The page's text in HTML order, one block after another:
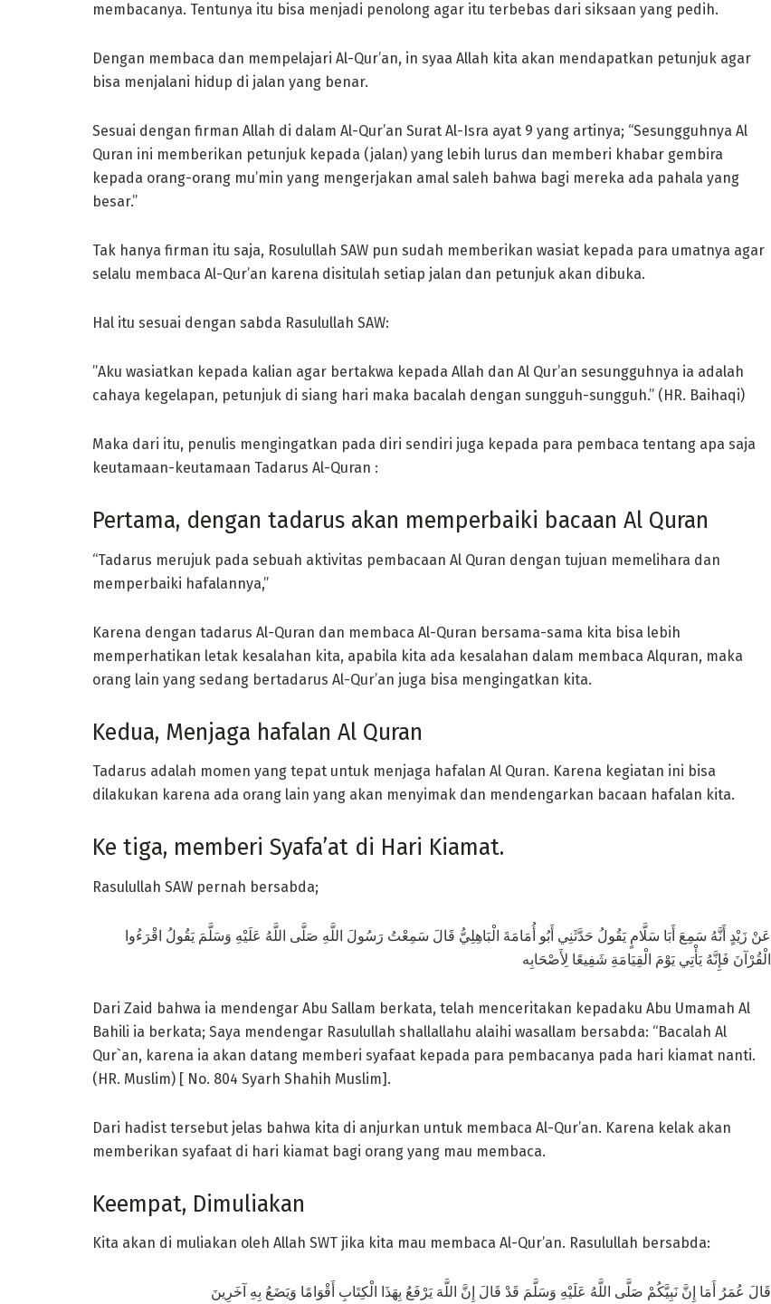
membacanya. Tentunya itu bisa menjadi penolong agar itu terbebas dari siksaan yang pedih.
Dengan membaca dan mempelajari Al-Qur’an, in syaa Allah kita akan mendapatkan petunjuk agar
bisa menjalani hidup di jalan yang benar.
Sesuai dengan firman Allah di dalam Al-Qur’an Surat Al-Isra ayat 9 yang artinya; “Sesungguhnya Al
Quran ini memberikan petunjuk kepada (jalan) yang lebih lurus dan memberi khabar gembira
kepada orang-orang mu’min yang mengerjakan amal saleh bahwa bagi mereka ada pahala yang
besar.”
Tak hanya firman itu saja, Rosulullah SAW pun sudah memberikan wasiat kepada para umatnya agar
selalu membaca Al-Qur’an karena disitulah setiap jalan dan petunjuk akan dibuka.
Hal itu sesuai dengan sabda Rasulullah SAW:
”Aku wasiatkan kepada kalian agar bertakwa kepada Allah dan Al Qur’an sesungguhnya ia adalah
cahaya kegelapan, petunjuk di siang hari maka bacalah dengan sungguh-sungguh.” (HR. Baihaqi)
Maka dari itu, penulis mengingatkan pada diri sendiri juga kepada para pembaca tentang apa saja
keutamaan-keutamaan Tadarus Al-Quran :
Pertama, dengan tadarus akan memperbaiki bacaan Al Quran
“Tadarus merujuk pada sebuah aktivitas pembacaan Al Quran dengan tujuan memelihara dan
memperbaiki hafalannya,”
Karena dengan tadarus Al-Quran dan membaca Al-Quran bersama-sama kita bisa lebih
memperhatikan letak kesalahan kita, apabila kita ada kesalahan dalam membaca Alquran, maka
orang lain yang sedang bertadarus Al-Qur’an juga bisa mengingatkan kita.
Kedua, Menjaga hafalan Al Quran
Tadarus adalah momen yang tepat untuk menjaga hafalan Al Quran. Karena kegiatan ini bisa
dilakukan karena ada orang lain yang akan menyimak dan mendengarkan bacaan hafalan kita.
Ke tiga, memberi Syafa’at di Hari Kiamat.
Rasulullah SAW pernah bersabda;
الْقُرْآنَ فَإِنَّهُ يَأْتِي يَوْمَ الْقِيَامَةِ شَفِيعًا لِأَصْحَابِه
Dari Zaid bahwa ia mendengar Abu Sallam berkata, telah menceritakan kepadaku Abu Umamah Al
Bahili ia berkata; Saya mendengar Rasulullah shallallahu alaihi wasallam bersabda: “Bacalah Al
Qur`an, karena ia akan datang memberi syafaat kepada para pembacanya pada hari kiamat nanti.
(HR. Muslim) [ No. 804 Syarh Shahih Muslim].
Dari hadist tersebut jelas bahwa kita di anjurkan untuk membaca Al-Qur’an. Karena kelak akan
memberikan syafaat di hari kiamat bagi orang yang mau membaca.
Keempat, Dimuliakan
Kita akan di muliakan oleh Allah SWT jika kita mau membaca Al-Qur’an. Rasulullah bersabda:
‎قَالَ عُمَرُ أَمَا إِنَّ نَبِيَّكُمْ صَلَّى اللَّهُ عَلَيْهِ وَسَلَّمَ قَدْ قَالَ إِنَّ اللَّهَ يَرْفَعُ بِهَذَا الْكِتَابِ أَقْوَامًا وَيَضَعُ بِهِ آخَرِينَ